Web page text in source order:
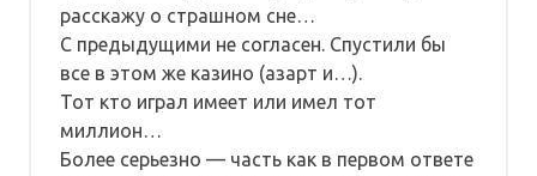
расскажу о страшном сне…
С предыдущими не согласен. Спустили бы
все в этом же казино (азарт и…).
Тот кто играл имеет или имел тот
миллион…
Более серьезно — часть как в первом ответе